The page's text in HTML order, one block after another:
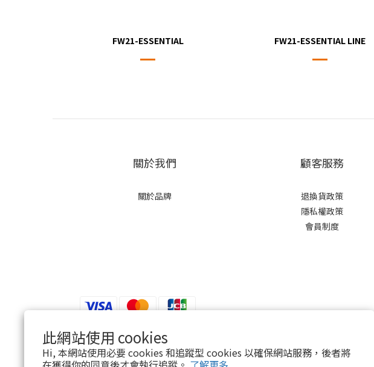
此網站使用 cookies
Hi, 本網站使用必要 cookies 和追蹤型 cookies 以確保網站服務，後者將
FW21-ESSENTIAL FW21-ESSENTIAL LINE
關於我們
關於品牌
顧客服務
退換貨政策
隱私權政策
會員制度
$TWD 繁體中文